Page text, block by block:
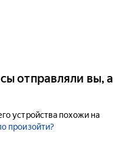
отправляли вы, а
устройства похожи на
произойти?